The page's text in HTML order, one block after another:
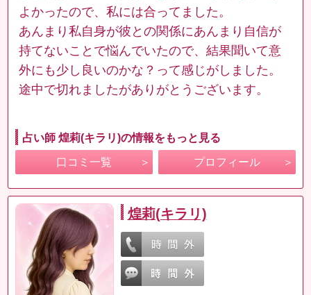
よかったので、私には合ってました。
あんまり私自身が彼との関係にあんまり自信が
持てないことで悩んでいたので、結果聞いて意
外にも少し良いのかな？って感じがしました。
途中で切れましたがありがとうございます。
占い師 煌莉(キラリ)の情報をもっと見る
口コミ一覧 プロフィール
煌莉(キラリ)